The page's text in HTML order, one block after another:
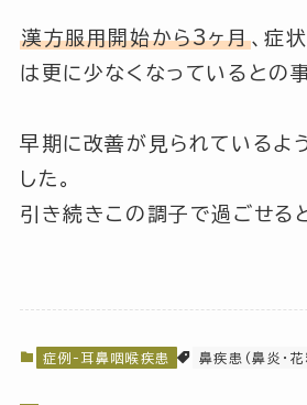
漢方服用開始から3ヶ月、症
は更に少なくなっているとの事
早期に改善が見られているよ
した。
引き続きこの調子で過ごせる
症例-耳鼻咽喉疾患 鼻疾患(鼻炎・